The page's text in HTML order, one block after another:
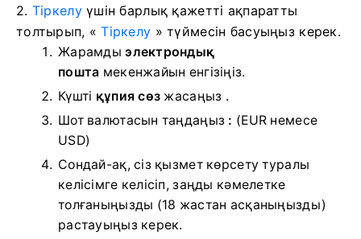
2. Тіркелуүшін барлық қажетті ақпаратты
толтырып, «Тіркелу » түймесін басуыңыз керек.
Жарамдыэлектрондық
пошта мекенжайын енгізіңіз.
Күшті құпия сөз жасаңыз .
Шот валютасын таңдаңыз : (EUR немесе
USD)
Сондай-ақ, сіз қызмет көрсету туралы
келісімге келісіп, заңды кәмелетке
толғаныңызды (18 жастан асқаныңызды)
растауыңыз керек.